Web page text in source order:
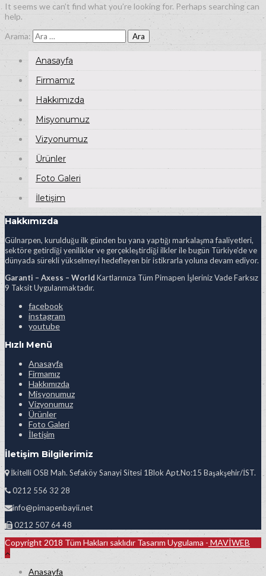
It seems we can’t find what you’re looking for. Perhaps searching can
help.
Arama:
Anasayfa
Firmamız
Hakkımızda
Misyonumuz
Vizyonumuz
Ürünler
Foto Galeri
İletişim
Hakkımızda
Gülnarpen, kurulduğu ilk günden bu yana yaptığı markalaşma faaliyetleri,
sektöre getirdiği yenilikler ve gerçekleştirdiği ilkler ile bugün Türkiye’de ve
dünyada sürekli yükselmeyi hedefleyen bir istikrarla yoluna devam ediyor.
Garanti – Axess – World Kartlarınıza Tüm Pimapen İşleriniz Vade Farksız
9 Taksit Uygulanmaktadır.
facebook
instagram
youtube
Hızlı Menü
Anasayfa
Firmamız
Hakkımızda
Misyonumuz
Vizyonumuz
Ürünler
Foto Galeri
İletişim
İletişim Bilgilerimiz
İkitelli OSB Mah. Sefaköy Sanayi Sitesi 1Blok Apt.No:15 Başakşehir/İST.
0212 556 32 28
info@pimapenbayii.net
0212 507 64 48
Copyright 2018 Tüm Hakları saklıdır Tasarım Uygulama - MAVİWEB
Anasayfa